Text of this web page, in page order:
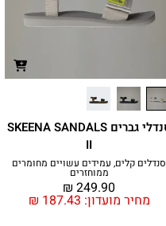
סנדלי גברים SKEENA SANDALS
II
סנדלים קלים, עמידים עשויים מחומרים
ממוחזרים
מחיר מועדון: ₪ 187.43
₪ 249.90